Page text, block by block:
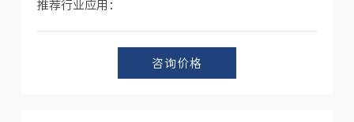
推荐行业应用：
咨询价格